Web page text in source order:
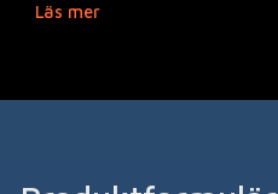
Läs mer